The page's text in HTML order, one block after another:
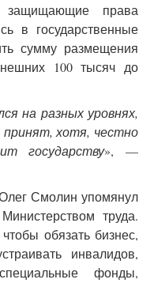
защищающие права
в государственные
сумму размещения
100 тысяч до
на разных уровнях,
хотя, честно
государству», —
Смолин упомянул
труда.
обязать бизнес,
инвалидов,
фонды,